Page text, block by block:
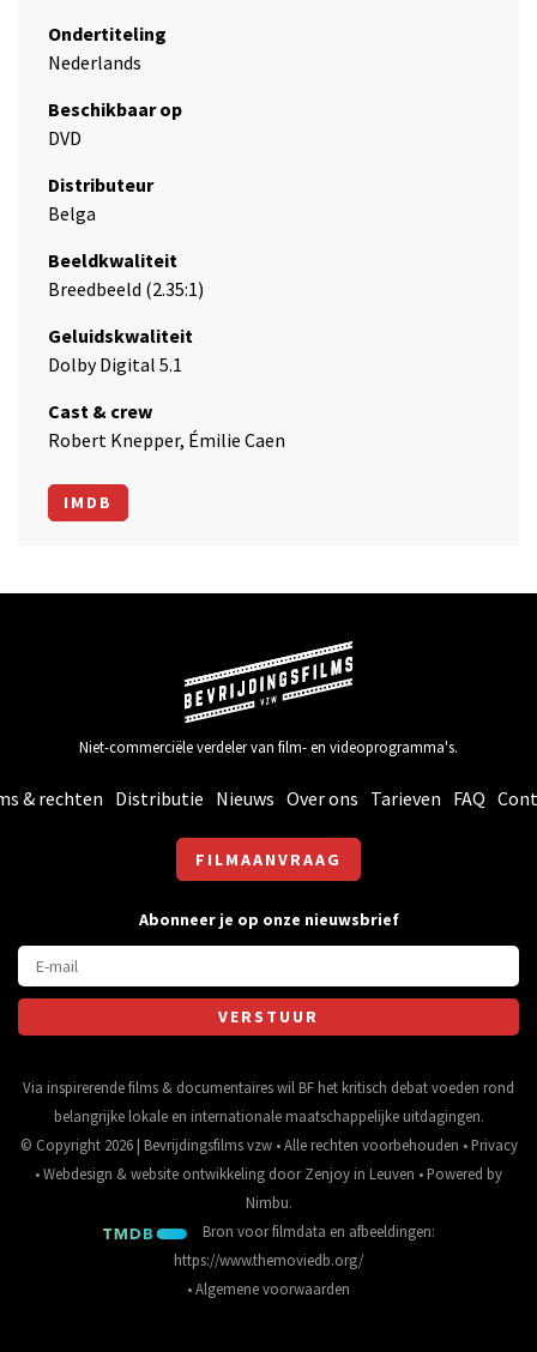
Ondertiteling
Nederlands
Beschikbaar op
DVD
Distributeur
Belga
Beeldkwaliteit
Breedbeeld (2.35:1)
Geluidskwaliteit
Dolby Digital 5.1
Cast & crew
Robert Knepper, Émilie Caen
IMDB
Niet-commerciële verdeler van film- en videoprogramma's.
& rechten Distributie Nieuws Over ons Tarieven FAQ
FILMAANVRAAG
Abonneer je op onze nieuwsbrief
Via inspirerende films & documentaires wil BF het kritisch debat voeden rond
belangrijke lokale en internationale maatschappelijke uitdagingen.
© Copyright 2026 | Bevrijdingsfilms vzw • Alle rechten voorbehouden • Privacy
•Webdesign &website ontwikkeling doorZenjoy in Leuven • Powered by
Nimbu.
Bron voor filmdata en afbeeldingen:
https://www.themoviedb.org/
•Algemene voorwaarden